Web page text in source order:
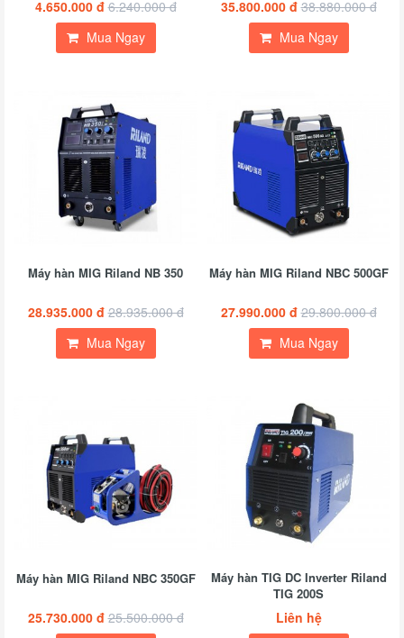
4.650.000 đ 6.240.000 đ
Mua Ngay
35.800.000 đ 38.880.000 đ
Mua Ngay
Máy hàn MIG Riland NB 350
28.935.000 đ 28.935.000 đ
Mua Ngay
Máy hàn MIG Riland NBC 500GF
27.990.000 đ 29.800.000 đ
Mua Ngay
Máy hàn MIG Riland NBC 350GF
25.730.000 đ 25.500.000 đ
Máy hàn TIG DC Inverter Riland
TIG 200S
Liên hệ